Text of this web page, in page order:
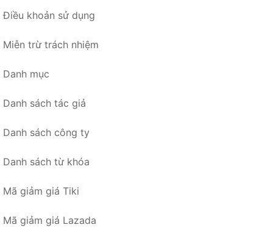
Điều khoản sử dụng
Miễn trừ trách nhiệm
Danh mục
Danh sách tác giả
Danh sách công ty
Danh sách từ khóa
Mã giảm giá Tiki
Mã giảm giá Lazada